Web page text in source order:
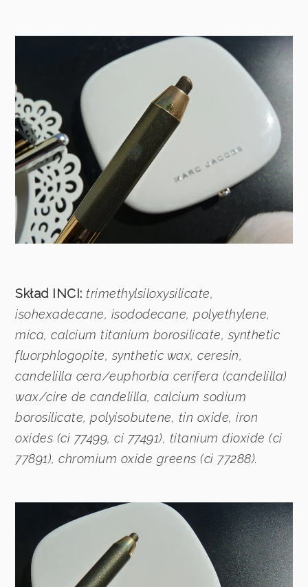
Skład INCI: trimethylsiloxysilicate,
isohexadecane, isododecane, polyethylene,
mica, calcium titanium borosilicate, synthetic
fluorphlogopite, synthetic wax, ceresin,
candelilla cera/euphorbia cerifera (candelilla)
wax/cire de candelilla, calcium sodium
borosilicate, polyisobutene, tin oxide, iron
oxides (ci 77499, ci 77491), titanium dioxide (ci
77891), chromium oxide greens (ci 77288).